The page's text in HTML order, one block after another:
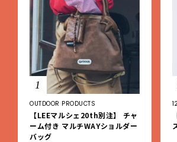
1
OUTDOOR PRODUCTS
【LEEマルシェ20th別注】 チャ
ーム付き マルチWAYショルダー
バッグ